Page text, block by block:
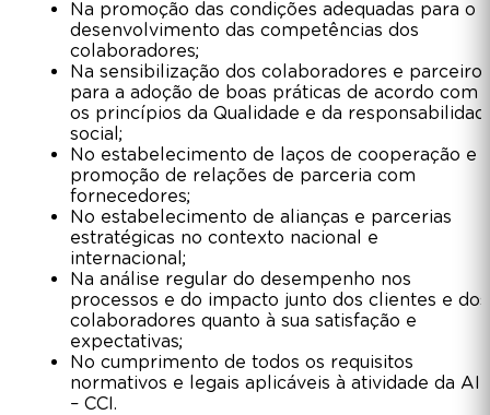
Na promoção das condições adequadas para o
desenvolvimento das competências dos
colaboradores;
Na sensibilização dos colaboradores e parceiros
para a adoção de boas práticas de acordo com
os princípios da Qualidade e da
social;
No estabelecimento de laços de cooperação e
promoção de relações de parceria com
fornecedores;
No estabelecimento de alianças e parcerias
estratégicas no contexto nacional e
internacional;
Na análise regular do desempenho nos
processos e do impacto junto dos clientes e dos
colaboradores quanto à sua satisfação e
expectativas;
No cumprimento de todos os requisitos
normativos e legais aplicáveis à atividade da
– CCI.